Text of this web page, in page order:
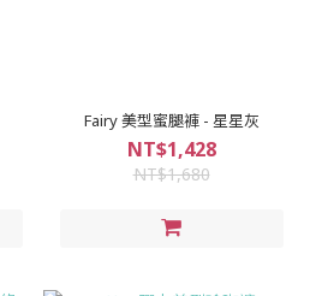
Fairy 美型蜜腿褲 - 星星灰
NT$1,428
NT$1,680